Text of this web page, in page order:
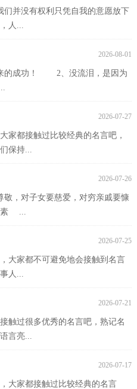
并没有权利只凭自我的意愿放下
人...
2026-08-01
的成功！ 2、没流泪，是因为
2026-07-27
家都接触过比较经典的名言吧，
保持...
2026-07-26
，对子女要慈爱，对穷亲戚要慷
素 ...
2026-07-25
大家都不可避免地会接触到名言
人...
2026-07-21
触过很多优秀的名言吧，熟记名
言亮...
2026-07-17
大家都接触过比较经典的名言